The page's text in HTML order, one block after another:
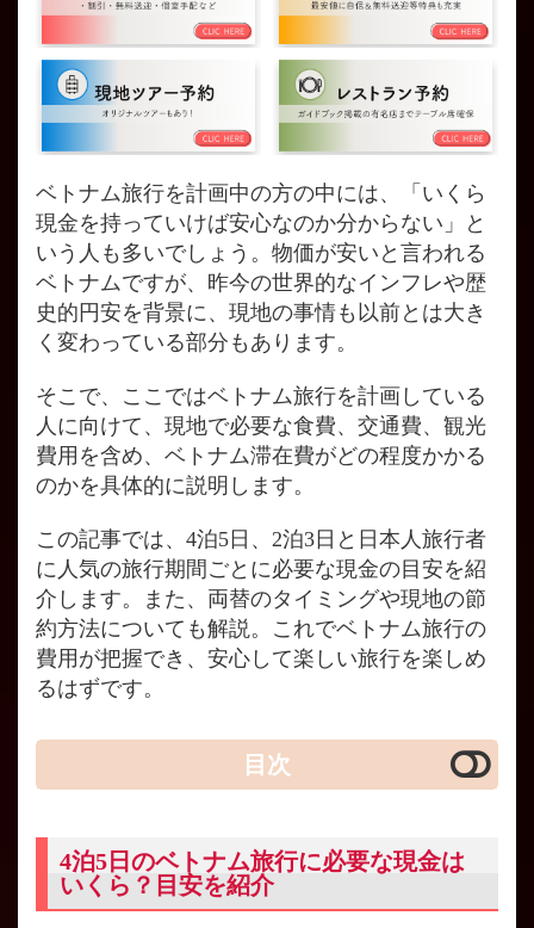
ベトナム旅行を計画中の方の中には、「いくら
現金を持っていけば安心なのか分からない」と
いう人も多いでしょう。物価が安いと言われる
ベトナムですが、昨今の世界的なインフレや歴
史的円安を背景に、現地の事情も以前とは大き
く変わっている部分もあります。
そこで、ここではベトナム旅行を計画している
人に向けて、現地で必要な食費、交通費、観光
費用を含め、ベトナム滞在費がどの程度かかる
のかを具体的に説明します。
この記事では、4泊5日、2泊3日と日本人旅行者
に人気の旅行期間ごとに必要な現金の目安を紹
介します。また、両替のタイミングや現地の節
約方法についても解説。これでベトナム旅行の
費用が把握でき、安心して楽しい旅行を楽しめ
るはずです。
目次
4泊5日のベトナム旅行に必要な現金は
いくら？目安を紹介